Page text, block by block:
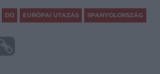
DÍJ EURÓPAI UTAZÁS SPANYOLORSZÁG